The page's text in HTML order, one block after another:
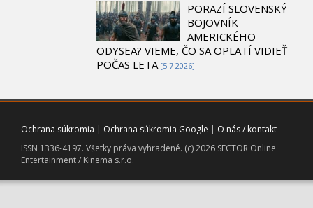
PORAZÍ SLOVENSKÝ
BOJOVNÍK
AMERICKÉHO
ODYSEA? VIEME, ČO SA OPLATÍ VIDIEŤ
POČAS LETA [5.7 2026]
Ochrana súkromia | Ochrana súkromia Google | O nás / kontakt
ISSN 1336-4197. Všetky práva vyhradené. (c) 2026 SECTOR Online
Entertainment / Kinema s.r.o.